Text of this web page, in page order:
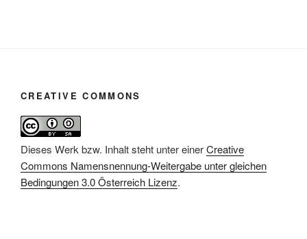
CREATIVE COMMONS
Dieses Werk bzw. Inhalt steht unter einerCreative
Commons Namensnennung-Weitergabe unter gleichen
Bedingungen 3.0 Österreich Lizenz.